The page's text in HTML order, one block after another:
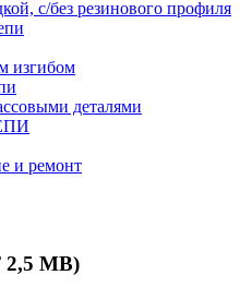
с/без резинового профиля
изгибом
деталями
и ремонт
2,5 MB)